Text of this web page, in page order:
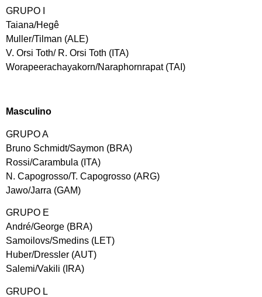
GRUPO I
Taiana/Hegê
Muller/Tilman (ALE)
V. Orsi Toth/ R. Orsi Toth (ITA)
Worapeerachayakorn/Naraphornrapat (TAI)
Masculino
GRUPO A
Bruno Schmidt/Saymon (BRA)
Rossi/Carambula (ITA)
N. Capogrosso/T. Capogrosso (ARG)
Jawo/Jarra (GAM)
GRUPO E
André/George (BRA)
Samoilovs/Smedins (LET)
Huber/Dressler (AUT)
Salemi/Vakili (IRA)
GRUPO L